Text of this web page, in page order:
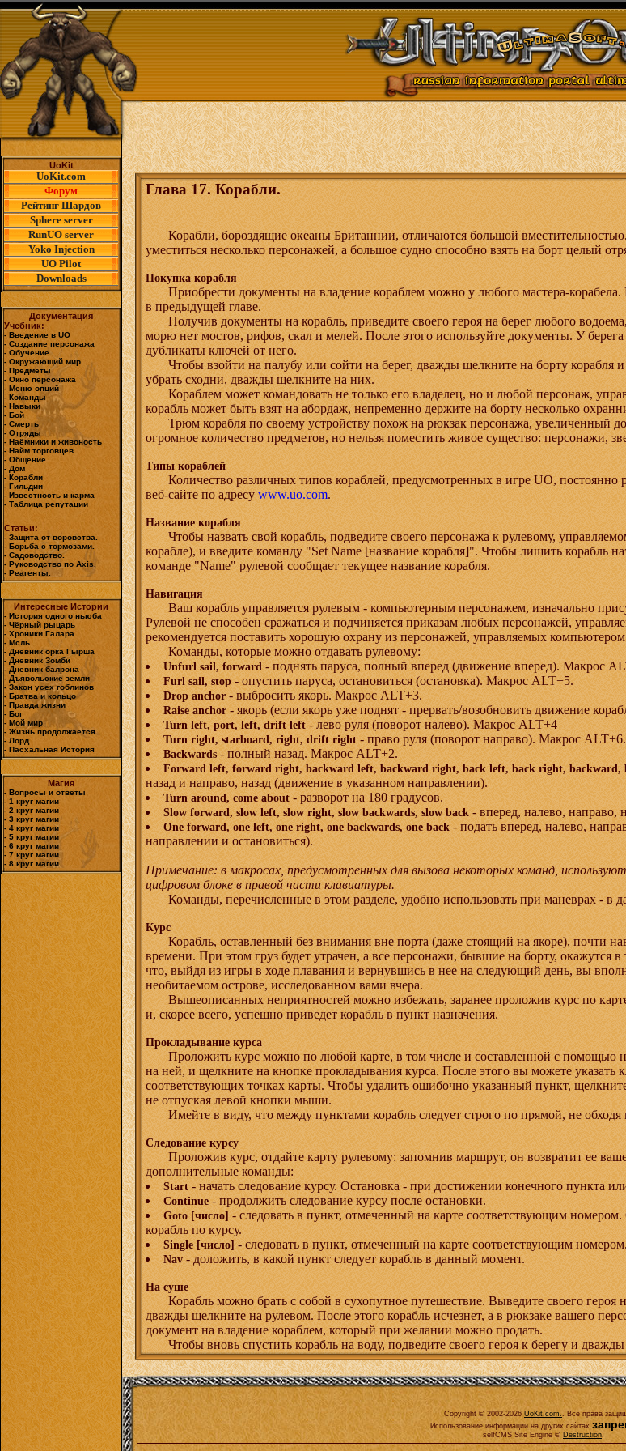
UoKit
UoKit.com
Форум
Рейтинг Шардов
Sphere server
RunUO server
Yoko Injection
UO Pilot
Downloads
Документация
Учебник:
- Введение в UO
- Создание персонажа
- Обучение
- Окружающий мир
- Предметы
- Окно персонажа
- Меню опций
- Команды
- Навыки
- Бой
- Смерть
- Отряды
- Наёмники и живоность
- Найм торговцев
- Общение
- Дом
- Корабли
- Гильдии
- Известность и карма
- Таблица репутации
Статьи:
- Защита от воровства.
- Борьба с тормозами.
- Садоводство.
- Руководство по Axis.
- Реагенты.
Интересные Истории
- История одного ньюба
- Чёрный рыцарь
- Хроники Галара
- Мсль
- Дневник орка Гырша
- Дневник Зомби
- Дневник балрона
- Дъявольские земли
- Закон усех гоблинов
- Братва и кольцо
- Правда жизни
- Бог
- Мой мир
- Жизнь продолжается
- Лорд
- Пасхальная История
Магия
- Вопросы и ответы
- 1 круг магии
- 2 круг магии
- 3 круг магии
- 4 круг магии
- 5 круг магии
- 6 круг магии
- 7 круг магии
- 8 круг магии
Глава 17. Корабли.
Корабли, бороздящие океаны Британнии, отличаются большой
уместиться несколько персонажей, а большое судно способно взять на борт целый
Покупка корабля
Приобрести документы на владение кораблем можно у любого мастера-
в предыдущей главе.
Получив документы на корабль, приведите своего героя на берег любого
морю нет мостов, рифов, скал и мелей. После этого используйте документы. У
дубликаты ключей от него.
Чтобы взойти на палубу или сойти на берег, дважды щелкните на борту
убрать сходни, дважды щелкните на них.
Кораблем может командовать не только его владелец, но и любой персонаж,
корабль может быть взят на абордаж, непременно держите на борту несколько
Трюм корабля по своему устройству похож на рюкзак персонажа, увеличенный
огромное количество предметов, но нельзя поместить живое существо: персонажи,
Типы кораблей
Количество различных типов кораблей, предусмотренных в игре UO, постоянно
веб-сайте по адресу www.uo.com.
Название корабля
Чтобы назвать свой корабль, подведите своего персонажа к рулевому,
корабле), и введите команду "Set Name [название корабля]". Чтобы лишить корабль
команде "Name" рулевой сообщает текущее название корабля.
Навигация
Ваш корабль управляется рулевым - компьютерным персонажем, изначально
Рулевой не способен сражаться и подчиняется приказам любых персонажей,
рекомендуется поставить хорошую охрану из персонажей, управляемых
Команды, которые можно отдавать рулевому:
Unfurl sail, forward - поднять паруса, полный вперед (движение вперед). Макрос
Furl sail, stop - опустить паруса, остановиться (остановка). Макрос ALT+5.
Drop anchor - выбросить якорь. Макрос ALT+3.
Raise anchor - якорь (если якорь уже поднят - прервать/возобновить движение
Turn left, port, left, drift left - лево руля (поворот налево). Макрос ALT+4
Turn right, starboard, right, drift right - право руля (поворот направо). Макрос ALT+6.
Backwards- полный назад. Макрос ALT+2.
Forward left, forward right, backward left, backward right, back left, back right, backward,
назад и направо, назад (движение в указанном направлении).
Turn around, come about - разворот на 180 градусов.
Slow forward, slow left, slow right, slow backwards, slow back - вперед, налево, направо,
One forward, one left, one right, one backwards, one back - подать вперед, налево,
направлении и остановиться).
Примечание: в макросах, предусмотренных для вызова некоторых команд,
цифровом блоке в правой части клавиатуры.
Команды, перечисленные в этом разделе, удобно использовать при маневрах - в
Курс
Корабль, оставленный без внимания вне порта (даже стоящий на якоре), почти
времени. При этом груз будет утрачен, а все персонажи, бывшие на борту, окажутся
что, выйдя из игры в ходе плавания и вернувшись в нее на следующий день, вы
необитаемом острове, исследованном вами вчера.
Вышеописанных неприятностей можно избежать, заранее проложив курс по
и, скорее всего, успешно приведет корабль в пункт назначения.
Прокладывание курса
Проложить курс можно по любой карте, в том числе и составленной с помощью
на ней, и щелкните на кнопке прокладывания курса. После этого вы можете
соответствующих точках карты. Чтобы удалить ошибочно указанный пункт,
не отпуская левой кнопки мыши.
Имейте в виду, что между пунктами корабль следует строго по прямой, не
Следование курсу
Проложив курс, отдайте карту рулевому: запомнив маршрут, он возвратит ее
дополнительные команды:
Start - начать следование курсу. Остановка - при достижении конечного пункта
Continue - продолжить следование курсу после остановки.
Goto [число] - следовать в пункт, отмеченный на карте соответствующим
корабль по курсу.
Single [число] - следовать в пункт, отмеченный на карте соответствующим
Nav - доложить, в какой пункт следует корабль в данный момент.
На суше
Корабль можно брать с собой в сухопутное путешествие. Выведите своего героя
дважды щелкните на рулевом. После этого корабль исчезнет, а в рюкзаке вашего
документ на владение кораблем, который при желании можно продать.
Чтобы вновь спустить корабль на воду, подведите своего героя к берегу и
Copyright © 2002-2026 UoKit.com.. Все права
Использование информации на других сайтах
selfCMS Site Engine © Destruction.